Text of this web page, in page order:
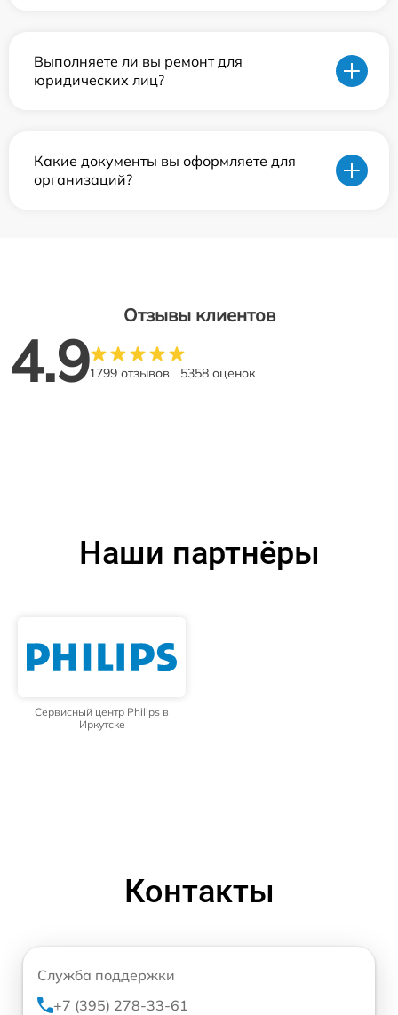
Выполняете ли вы ремонт для
юридических лиц?
Какие документы вы оформляете для
организаций?
Отзывы клиентов
4.91799 отзывов 5358 оценок
Наши партнёры
Сервисный центр Philips в
Иркутске
Контакты
Служба поддержки
+7 (395) 278-33-61